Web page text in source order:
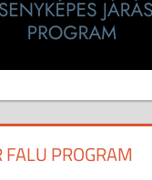
FALU PROGRAM